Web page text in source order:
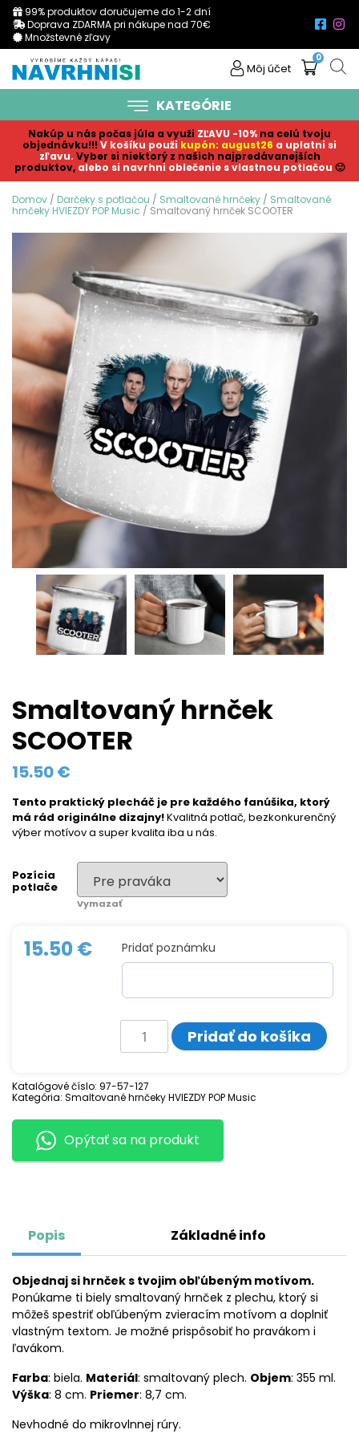
99% produktov doručujeme do 1-2 dní
Doprava ZDARMA pri nákupe nad 70€
Množstevné zľavy
Môj účet
0
KATEGÓRIE
Nakúp u nás počas júla a využi ZĽAVU -10% na celú tvoju
objednávku!!! V košíku použi kupón: august26 a uplatni si
zľavu. Vyber si niektorý z našich najpredávanejších
produktov, alebo si navrhni oblečenie s vlastnou potlačou 🙂
Domov / Darčeky s potlačou / Smaltované hrnčeky / Smaltované
hrnčeky HVIEZDY POP Music / Smaltovaný hrnček SCOOTER
Smaltovaný hrnček
SCOOTER
15.50€
Tento praktický plecháč je pre každého fanúšika, ktorý
má rád originálne dizajny!Kvalitná potlač, bezkonkurenčný
výber motívov a super kvalita iba u nás.
Pozícia
potlače
Vymazať
15.50€ Pridať poznámku
množstvo
Smaltovaný
hrnček
Pridať do košíka
Katalógové číslo: 97-57-127
Kategória: Smaltované hrnčeky HVIEZDY POP Music
Opýtať sa na produkt
Popis Základné info
Objednaj si hrnček s tvojim obľúbeným motívom.
Ponúkame ti biely smaltovaný hrnček z plechu, ktorý si
môžeš spestriť obľúbeným zvieracím motívom a doplniť
vlastným textom. Je možné prispôsobiť ho pravákom i
ľavákom.
Farba: biela. Materiál: smaltovaný plech. Objem: 355 ml.
Výška: 8 cm. Priemer: 8,7 cm.
Nevhodné do mikrovlnnej rúry.